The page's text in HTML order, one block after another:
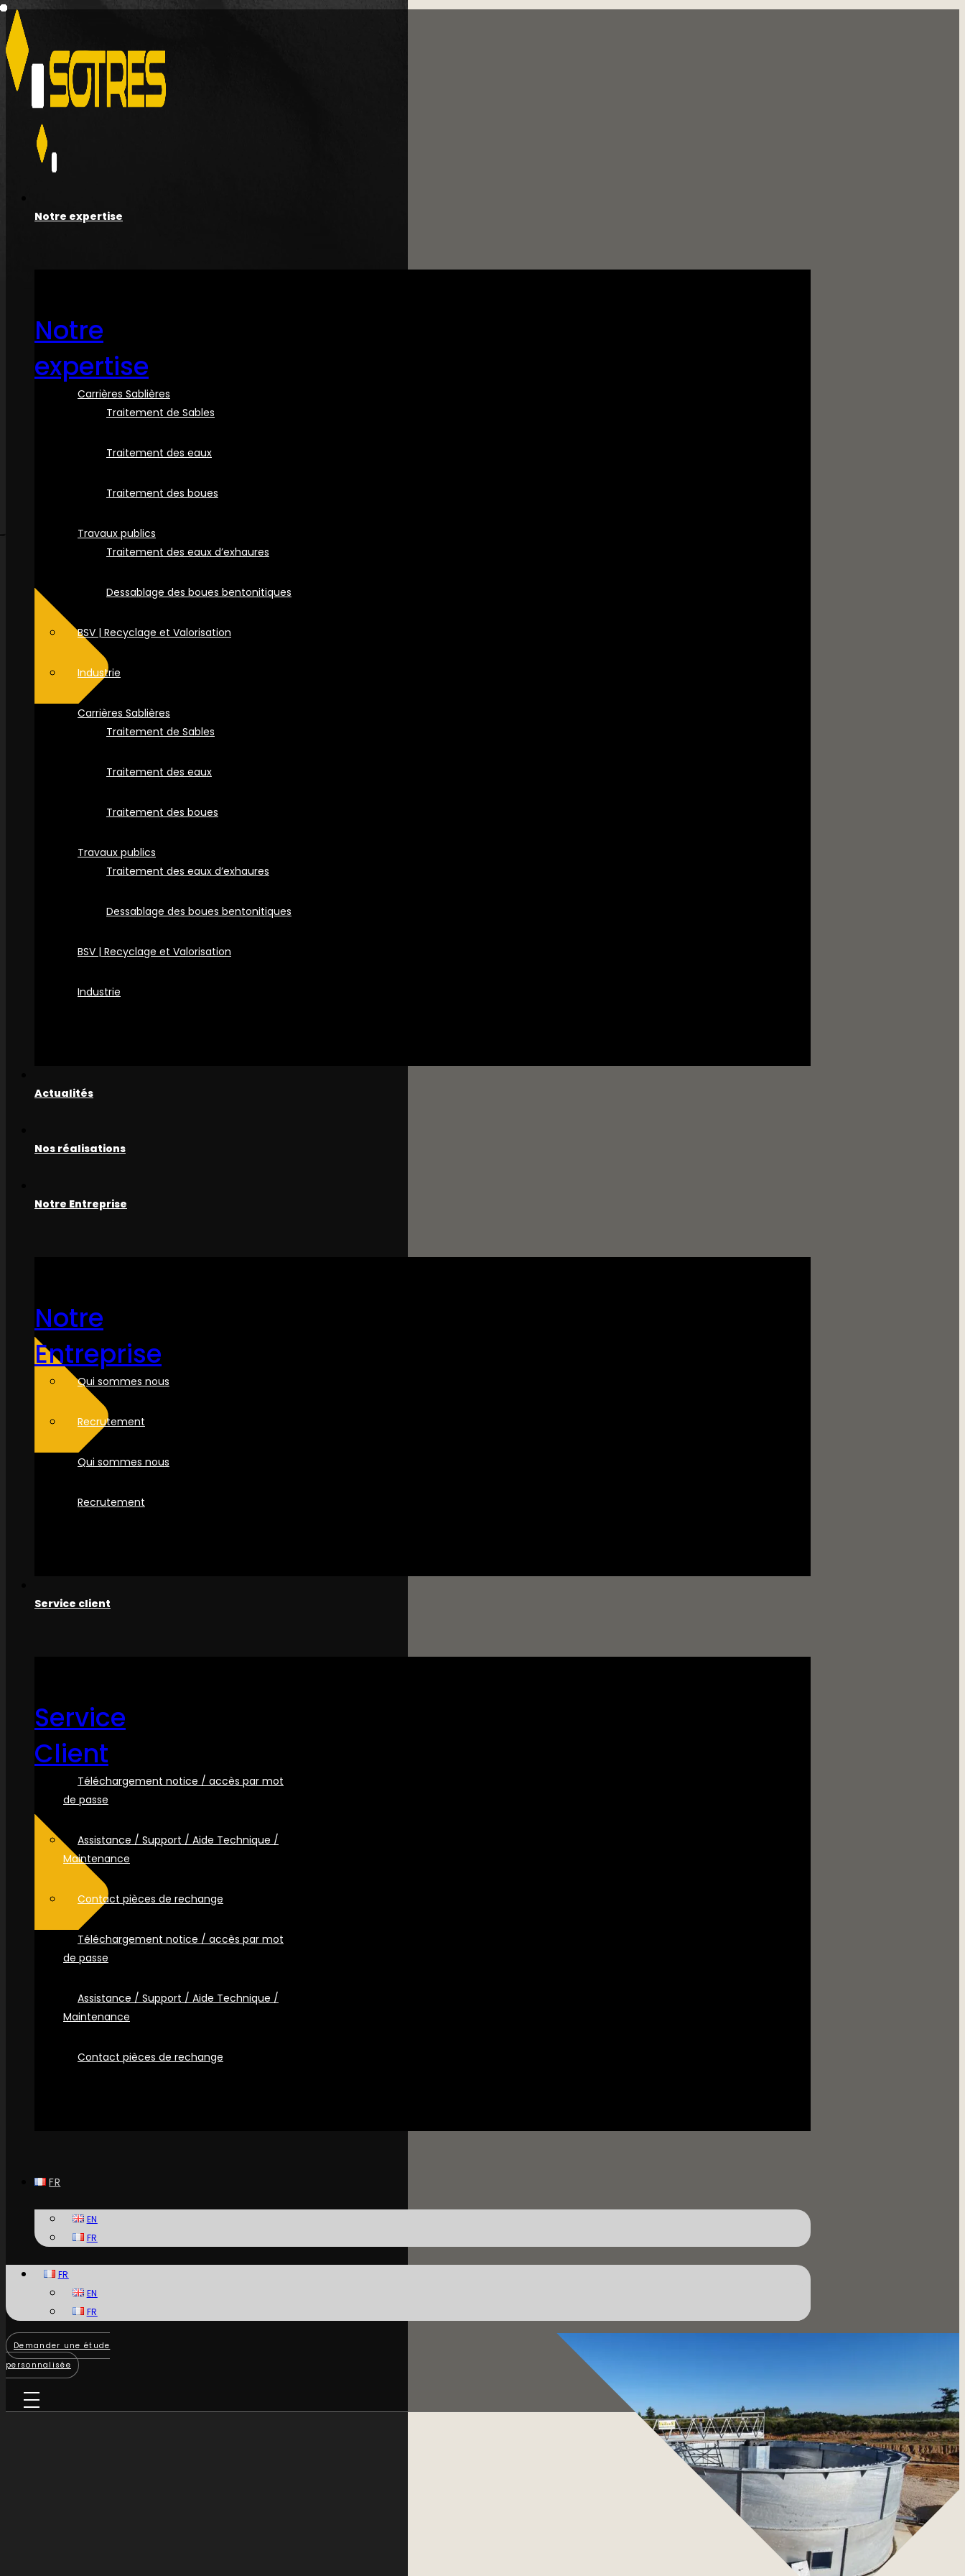
Notre expertise
Notre
expertise
Carrières Sablières
Traitement de Sables
Traitement des eaux
Traitement des boues
Travaux publics
Traitement des eaux d’exhaures
Dessablage des boues bentonitiques
BSV | Recyclage et Valorisation
Industrie
Carrières Sablières
Traitement de Sables
Traitement des eaux
Traitement des boues
Travaux publics
Traitement des eaux d’exhaures
Dessablage des boues bentonitiques
BSV | Recyclage et Valorisation
Industrie
Actualités
Nos réalisations
Notre Entreprise
Notre
Entreprise
Qui sommes nous
Recrutement
Qui sommes nous
Recrutement
Service client
Service
Client
Téléchargement notice / accès par mot
de passe
Assistance / Support / Aide Technique /
Maintenance
Contact pièces de rechange
Téléchargement notice / accès par mot
de passe
Assistance / Support / Aide Technique /
Maintenance
Contact pièces de rechange
FR
EN
FR
FR
EN
FR
Demander une étude
personnalisée